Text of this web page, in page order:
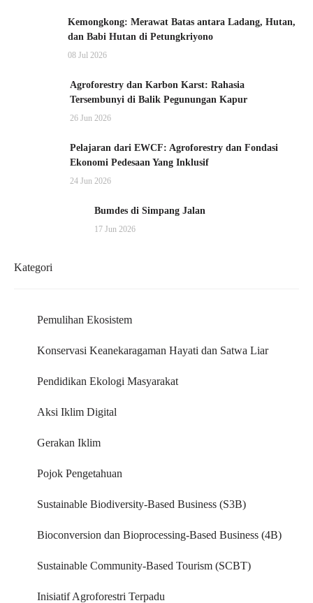
Kemongkong: Merawat Batas antara Ladang, Hutan,
dan Babi Hutan di Petungkriyono
08 Jul 2026
Agroforestry dan Karbon Karst: Rahasia
Tersembunyi di Balik Pegunungan Kapur
26 Jun 2026
Pelajaran dari EWCF: Agroforestry dan Fondasi
Ekonomi Pedesaan Yang Inklusif
24 Jun 2026
Bumdes di Simpang Jalan
17 Jun 2026
Kategori
Pemulihan Ekosistem
Konservasi Keanekaragaman Hayati dan Satwa Liar
Pendidikan Ekologi Masyarakat
Aksi Iklim Digital
Gerakan Iklim
Pojok Pengetahuan
Sustainable Biodiversity-Based Business (S3B)
Bioconversion dan Bioprocessing-Based Business (4B)
Sustainable Community-Based Tourism (SCBT)
Inisiatif Agroforestri Terpadu